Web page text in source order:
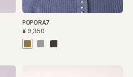
POPORA7
¥9,350